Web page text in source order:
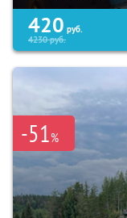
420 руб.
4230руб.
-51%